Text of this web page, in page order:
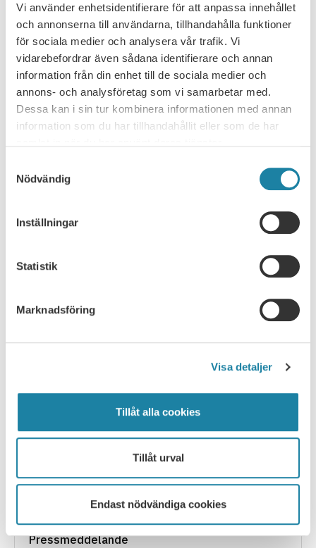
Vi använder enhetsidentifierare för att anpassa innehållet
och annonserna till användarna, tillhandahålla funktioner
för sociala medier och analysera vår trafik. Vi
vidarebefordrar även sådana identifierare och annan
information från din enhet till de sociala medier och
annons- och analysföretag som vi samarbetar med.
Dessa kan i sin tur kombinera informationen med annan
information som du har tillhandahållit eller som de har
Nödvändig
Inställningar
Statistik
Marknadsföring
Visa detaljer
Tillåt alla cookies
Tillåt urval
Endast nödvändiga cookies
Remissvar: Remissvar över betänkandet
Högskolornas föreskrifter
Utbildningsdepartementet 103 33 Stockholm 2012-06-26
REMISSVAR Remissvar över betänkandet Högskolornas
föreskrifter (SOU 2012:5) Ert dnr U2012/629/RS Sveriges
universitetslärarförbund SULF har…
Remissvar
27 juni 2012
Remissvar: Förslag till åtgärder för att
vid universitet och högskolor som staten är
Förslag till åtgärder för att förbättra doktoranders
studiesociala villkor vid universitet och högskolor som staten är
Remissvar 18 juni 2012
NYHETSARKIV
Pressmeddelande